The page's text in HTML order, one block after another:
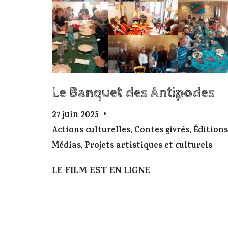
Le Banquet des Antipodes
27 juin 2025
Actions culturelles, Contes givrés,Éditions
Médias, Projets artistiques et culturels
LE FILM EST EN LIGNE